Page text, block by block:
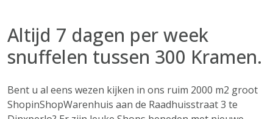
Altijd 7 dagen per week
snuffelen tussen 300 Kramen.
Bent u al eens wezen kijken in ons ruim 2000 m2 groot
ShopinShopWarenhuis aan de Raadhuisstraat 3 te